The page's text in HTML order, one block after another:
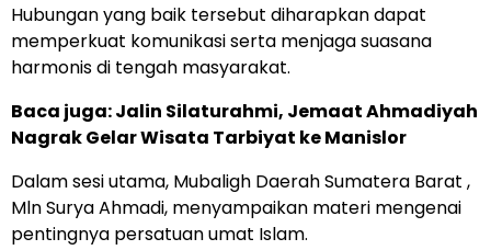
Hubungan yang baik tersebut diharapkan dapat
memperkuat komunikasi serta menjaga suasana
harmonis di tengah masyarakat.
Baca juga: Jalin Silaturahmi, Jemaat Ahmadiyah
Nagrak Gelar Wisata Tarbiyat ke Manislor
Dalam sesi utama, Mubaligh Daerah Sumatera Barat ,
Mln Surya Ahmadi, menyampaikan materi mengenai
pentingnya persatuan umat Islam.